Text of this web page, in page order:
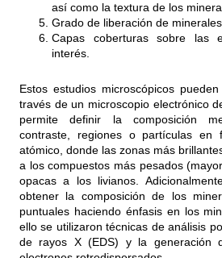
así como la textura de los
Grado de liberación de
Capas coberturas sobre las
interés.
Estos estudios microscópicos
través de un microscopio electrónico
permite definir la composición
contraste, regiones o partículas en
atómico, donde las zonas más
a los compuestos más pesados
opacas a los livianos.
obtener la composición de los
puntuales haciendo énfasis en los
ello se utilizaron técnicas de análisis
de rayos X (EDS) y la generación